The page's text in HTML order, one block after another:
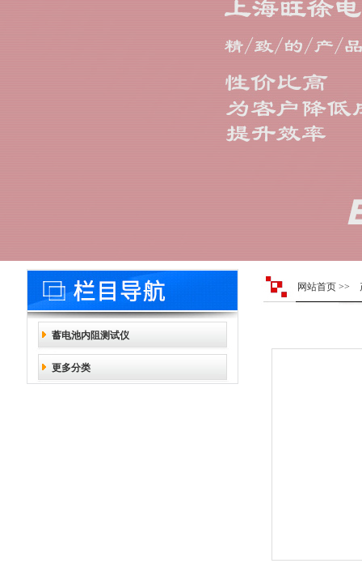
蓄电池内阻测试仪
更多分类
网站首页 >>